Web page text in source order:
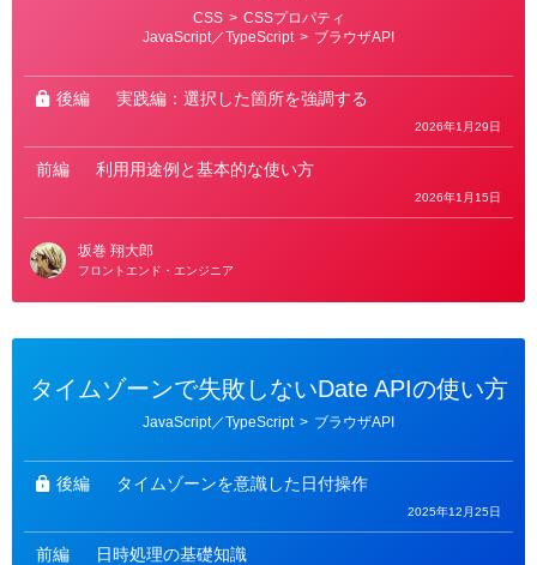
ー
CSS > CSSプロパティ
JavaScript／TypeScript > ブラウザAPI
後編 実践編：選択した箇所を強調する
2026年1月29日
前編 利用用途例と基本的な使い方
2026年1月15日
坂巻 翔大郎
フロントエンド・エンジニア
タイムゾーンで失敗しないDate APIの使い方
リ
ー
JavaScript／TypeScript > ブラウザAPI
後編 タイムゾーンを意識した日付操作
2025年12月25日
前編 日時処理の基礎知識